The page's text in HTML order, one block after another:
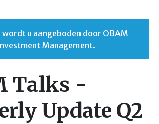
u aangeboden door OBAM
Management.
Talks -
Update Q2